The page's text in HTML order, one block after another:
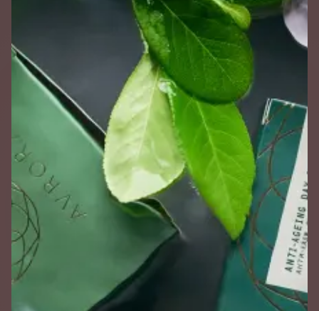
und einer Ästhetik, die Natürlichkeit und Eleganz vereint. Die
Verpackung wurde bewusst so gestaltet, dass sie die hohe
Qualität der Inhaltsstoffe widerspiegelt – authentisch,
vertrauensvoll und modern.
Jedes Detail wurde mit Bedacht gewählt: eine klare
Typografie, die Natürlichkeit ausstrahlt, eine haptisch
angenehme Verpackung und mit Goldfolie veredelte
Designelemente, die die Verbindung zur Natur stärken.
AVRORA hebt sich im Regal von anderen Produkten sofort
ab und spricht gezielt eine Kundschaft an, die großen Wert
auf nachhaltige Pflege legt. Unser Designergebnis schafft
nicht nur starken Wiedererkennungswert, sondern auch eine
emotionale Bindung – ein visuelles Erlebnis, das Vertrauen
aufbaut und den natürlichen Ursprung der Marke
unterstreicht.